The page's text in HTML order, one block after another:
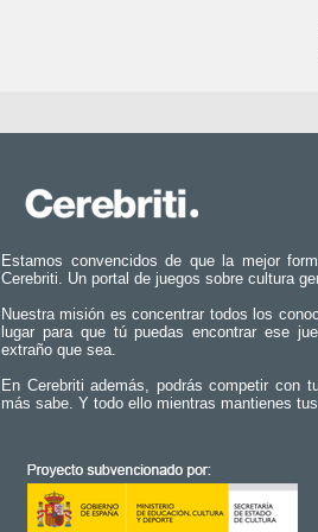
Estamos convencidos de que la mejor
Cerebriti. Un portal de juegos sobre cultura
Nuestra misión es concentrar todos los
lugar para que tú puedas encontrar ese
extraño que sea.
En Cerebriti además, podrás competir con
más sabe. Y todo ello mientras mantienes